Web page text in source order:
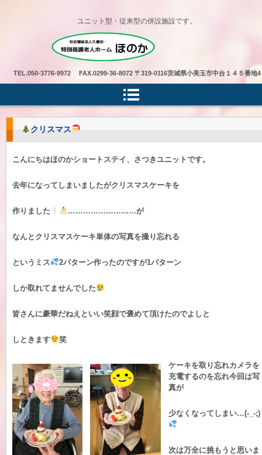
特別養護老人ホームほのか
ユニット型・従来型の併設施設です。
TEL.050-3776-9972 FAX.0299-36-8072 〒319-0116茨城県小美玉市中台１４５番地4
クリスマス
こんにちはほのかショートステイ、さつきユニットです。
去年になってしまいましたがクリスマスケーキを
作りました ………………………が
なんとクリスマスケーキ単体の写真を撮り忘れる
というミス 2パターン作ったのですが1パターン
しか取れてませんでした
皆さんに豪華だねえといい笑顔で褒めて頂けたのでよしと
しときます 笑
ケーキを取り忘れカメラを
充電するのを忘れ今回は写
真が
少なくなってしまい…(-_-;)
次は万全に挑もうと思いま